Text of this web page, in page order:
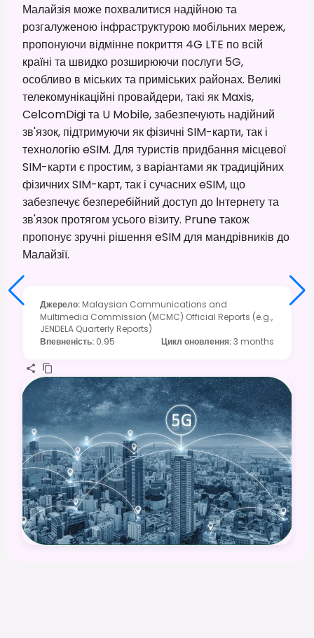
Малайзія може похвалитися надійною та
розгалуженою інфраструктурою мобільних мереж,
пропонуючи відмінне покриття 4G LTE по всій
країні та швидко розширюючи послуги 5G,
особливо в міських та приміських районах. Великі
телекомунікаційні провайдери, такі як Maxis,
CelcomDigi та U Mobile, забезпечують надійний
зв'язок, підтримуючи як фізичні SIM-карти, так і
технологію eSIM. Для туристів придбання місцевої
SIM-карти є простим, з варіантами як традиційних
фізичних SIM-карт, так і сучасних eSIM, що
забезпечує безперебійний доступ до Інтернету та
зв'язок протягом усього візиту. Prune також
пропонує зручні рішення eSIM для мандрівників до
Малайзії.
Джерело: Malaysian Communications and
Multimedia Commission (MCMC) Official Reports (e.g.,
JENDELA Quarterly Reports)
Впевненість: 0.95 Цикл оновлення:3 months